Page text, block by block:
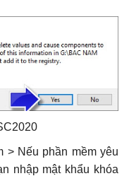
Thg 6, 2023 0 140
37; 38; 39/QĐ-BXD
nước; Dịch vụ cây
sáng đô thị
17 Thg 1, 2025
cannot access
Thg 12, 2019 0 118
> Nếu phần mềm yêu
nhập mật khẩu khóa